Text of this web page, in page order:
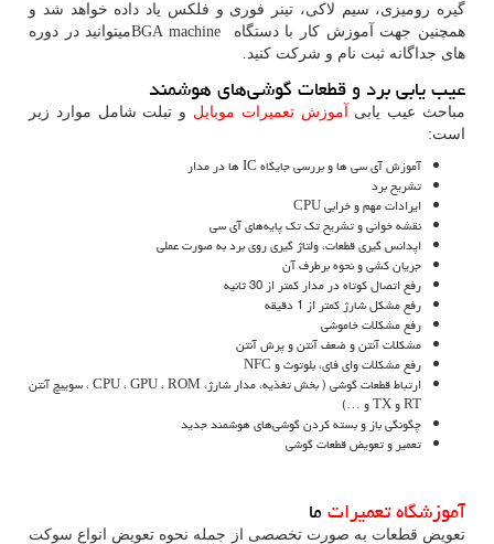
گیره رومیزی، سیم لاکی، تینر فوری و فلکس یاد داده خواهد شد و
همچنین جهت آموزش کار با دستگاه
BGA machineمیتوانید در دوره
های جداگانه ثبت نام و شرکت کنید.
عیب یابی برد و قطعات گوشی‌های هوشمند
مباحث عیب یابی آموزش تعمیرات موبایل و تبلت شامل موارد زیر
است:
آموزش آی سی ها و بررسی جایگاه IC ها در مدار
تشریح برد
ایرادات مهم و خرابی CPU
نقشه خوانی و تشریح تک تک پایه‌های آی سی‌
اپدانس گیری قطعات، ولتاژ گیری روی برد به صورت عملی
جریان کشی و نحوه برطرف آن
رفع اتصال کوتاه در مدار کمتر از 30 ثانیه
رفع مشکل شارژ کمتر از 1 دقیقه
رفع مشکلات خاموشی
مشکلات آنتن و ضعف آنتن و پرش آنتن
رفع مشکلات وای فای، بلوتوث و NFC
ارتباط قطعات گوشی ( بخش تغذیه، مدار شارژ، CPU ، GPU ، ROM ، سوییچ آنتن
RT و TX و …)
چگونگی باز و بسته کردن گوشی‌های هوشمند جدید
تعمیر و تعویض قطعات گوشی
آموزشگاه تعمیراتما
تعویض قطعات به صورت تخصصی از جمله نحوه تعویض انواع سوکت